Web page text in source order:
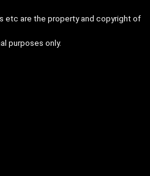
etc are the property and copyright of
purposes only.